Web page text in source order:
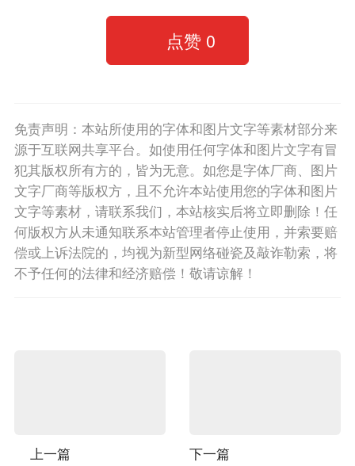
点赞 0
免责声明：本站所使用的字体和图片文字等素材部分来
源于互联网共享平台。如使用任何字体和图片文字有冒
犯其版权所有方的，皆为无意。如您是字体厂商、图片
文字厂商等版权方，且不允许本站使用您的字体和图片
文字等素材，请联系我们，本站核实后将立即删除！任
何版权方从未通知联系本站管理者停止使用，并索要赔
偿或上诉法院的，均视为新型网络碰瓷及敲诈勒索，将
不予任何的法律和经济赔偿！敬请谅解！
上一篇 下一篇